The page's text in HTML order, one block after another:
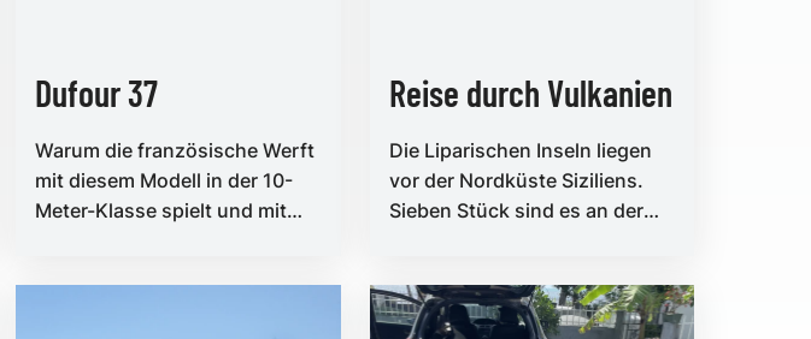
Dufour 37
Warum die französische Werft
mit diesem Modell in der 10-
Meter-Klasse spielt und mit
Reise durch Vulkanien
Die Liparischen Inseln liegen
vor der Nordküste Siziliens.
Sieben Stück sind es an der